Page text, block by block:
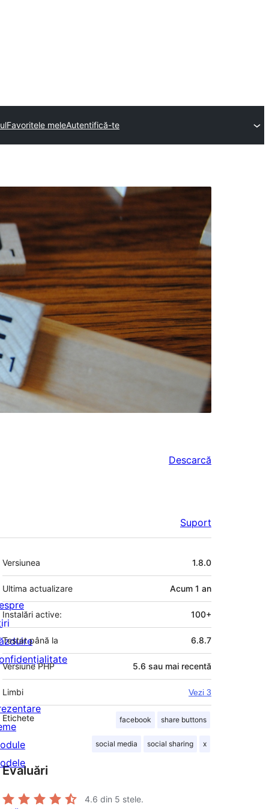
Favoritele meleAutentifică-te
Descarcă
Suport
Meta
Versiunea 1.8.0
Ultima actualizare Acum 1 an
Instalări active: 100+
Testat până la 6.8.7
Versiune PHP 5.6 sau mai recentă
Limbi Vezi 3
Etichete facebook share buttons
social media social sharing x
Evaluări
4.6 din 5 stele.